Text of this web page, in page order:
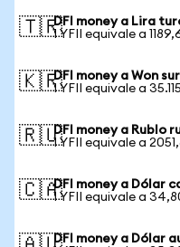
🇹🇷DFI money a Lira
1 YFII equivale a
🇰🇷DFI money a Won
1 YFII equivale a
🇷🇺DFI money a Rublo
1 YFII equivale a
🇨🇦DFI money a Dólar
1 YFII equivale a
DFI money a Dólar